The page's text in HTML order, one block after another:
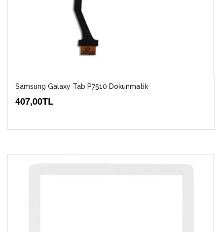
Samsung Galaxy Tab P7510 Dokunmatik
407,00TL